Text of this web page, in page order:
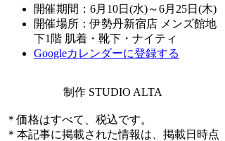
開催期間：6月10日(水)～6月25日(木)
開催場所：伊勢丹新宿店 メンズ館地
下1階 肌着・靴下・ナイティ
Googleカレンダーに登録する
制作 STUDIO ALTA
＊価格はすべて、税込です。
＊本記事に掲載された情報は、掲載日時点